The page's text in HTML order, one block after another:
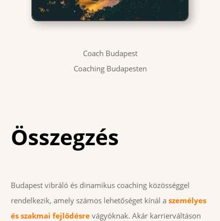
Coach Budapest
Coaching Budapesten
Összegzés
Budapest vibráló és dinamikus coaching közösséggel
rendelkezik, amely számos lehetőséget kínál aszemélyes
és szakmai fejlődésre vágyóknak. Akár karrierváltáson